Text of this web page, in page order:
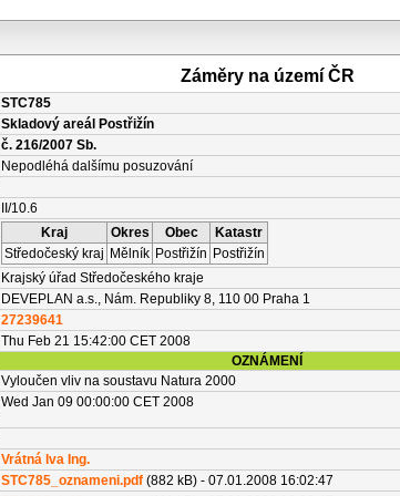
Záměry na území ČR
STC785
Skladový areál Postřižín
č. 216/2007 Sb.
Nepodléhá dalšímu posuzování
II/10.6
Kraj Okres Obec
Katastr
Středočeský kraj Mělník Postřižín Postřižín
Krajský úřad Středočeského kraje
DEVEPLAN a.s., Nám. Republiky 8, 110 00 Praha 1
27239641
Thu Feb 21 15:42:00 CET 2008
OZNÁMENÍ
Vyloučen vliv na soustavu Natura 2000
Wed Jan 09 00:00:00 CET 2008
Vrátná Iva Ing.
STC785_oznameni.pdf (882 kB) - 07.01.2008 16:02:47